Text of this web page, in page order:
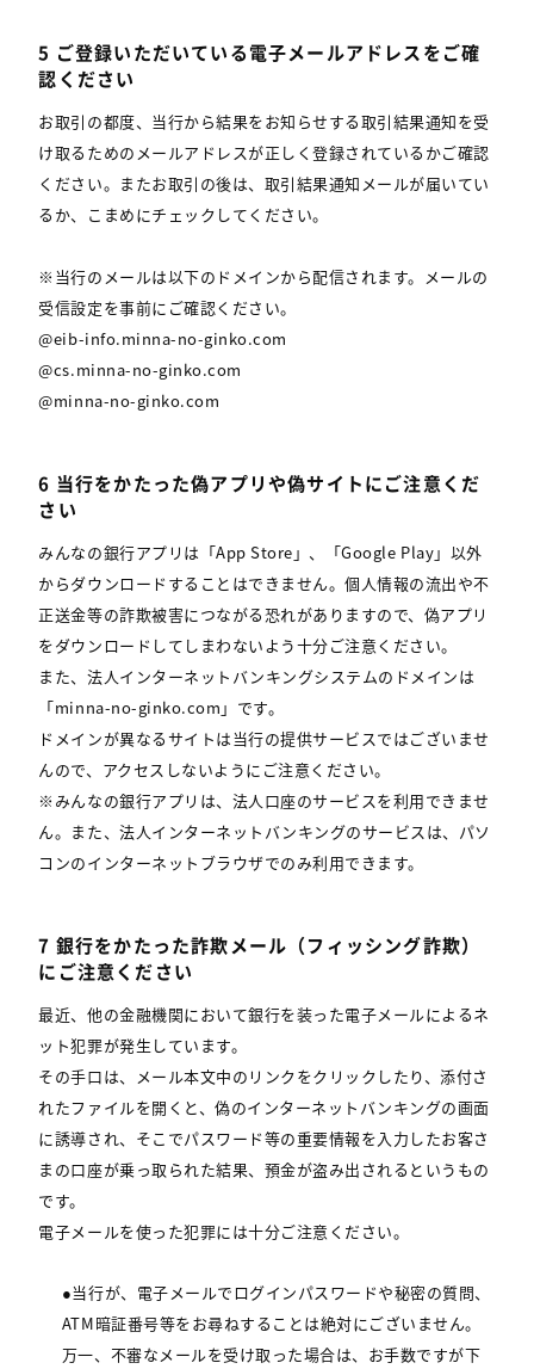
5 ご登録いただいている電子メールアドレスをご確
認ください
お取引の都度、当行から結果をお知らせする取引結果通知を受
け取るためのメールアドレスが正しく登録されているかご確認
ください。またお取引の後は、取引結果通知メールが届いてい
るか、こまめにチェックしてください。
※当行のメールは以下のドメインから配信されます。メールの
受信設定を事前にご確認ください。
@eib-info.minna-no-ginko.com
@cs.minna-no-ginko.com
@minna-no-ginko.com
6 当行をかたった偽アプリや偽サイトにご注意くだ
さい
みんなの銀行アプリは「App Store」、「Google Play」以外
からダウンロードすることはできません。個人情報の流出や不
正送金等の詐欺被害につながる恐れがありますので、偽アプリ
をダウンロードしてしまわないよう十分ご注意ください。
また、法人インターネットバンキングシステムのドメインは
「minna-no-ginko.com」です。
ドメインが異なるサイトは当行の提供サービスではございませ
んので、アクセスしないようにご注意ください。
※みんなの銀行アプリは、法人口座のサービスを利用できませ
ん。また、法人インターネットバンキングのサービスは、パソ
コンのインターネットブラウザでのみ利用できます。
7 銀行をかたった詐欺メール（フィッシング詐欺）
にご注意ください
最近、他の金融機関において銀行を装った電子メールによるネ
ット犯罪が発生しています。
その手口は、メール本文中のリンクをクリックしたり、添付さ
れたファイルを開くと、偽のインターネットバンキングの画面
に誘導され、そこでパスワード等の重要情報を入力したお客さ
まの口座が乗っ取られた結果、預金が盗み出されるというもの
です。
電子メールを使った犯罪には十分ご注意ください。
●当行が、電子メールでログインパスワードや秘密の質問、
ATM暗証番号等をお尋ねすることは絶対にございません。
万一、不審なメールを受け取った場合は、お手数ですが下